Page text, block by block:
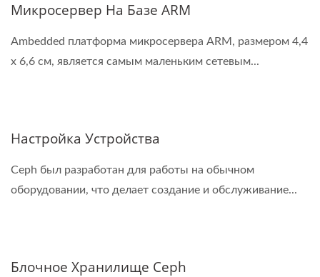
Микросервер На Базе ARM
Ambedded платформа микросервера ARM, размером 4,4
x 6,6 см, является самым маленьким сетевым...
Настройка Устройства
Ceph был разработан для работы на обычном
оборудовании, что делает создание и обслуживание...
Блочное Хранилище Ceph